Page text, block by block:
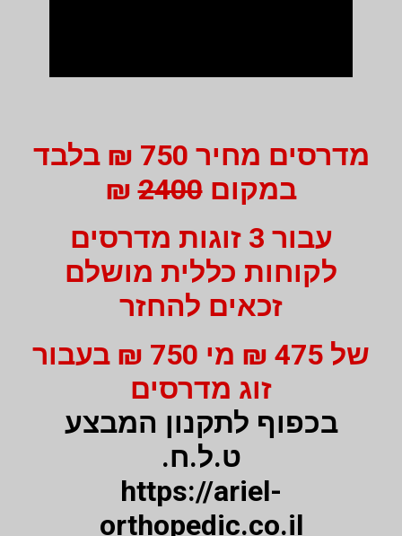
מדרסים מחיר 750 ₪ בלבד
במקום2400
₪
עבור 3 זוגות מדרסים
לקוחות כללית מושלם
זכאים להחזר
של 475 ₪ מי 750 ₪ בעבור
זוג מדרסים
בכפוף לתקנון המבצע
ט.ל.ח.
https://ariel-
orthopedic.co.il